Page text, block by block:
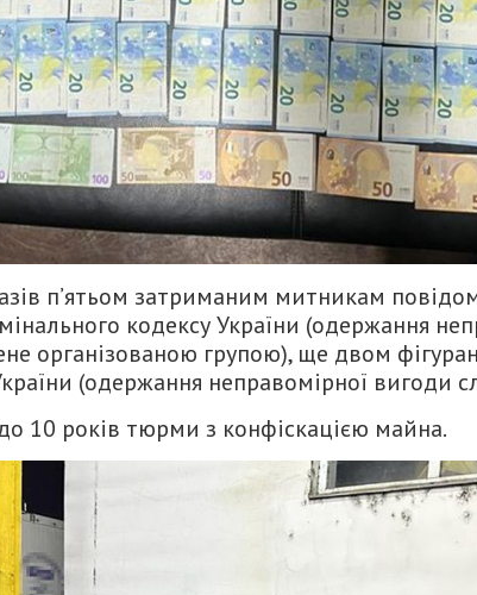
п’ятьом затриманим митникам
кодексу України (одержання
організованою групою), ще двом
(одержання неправомірної вигоди
10 років тюрми з конфіскацією майна.